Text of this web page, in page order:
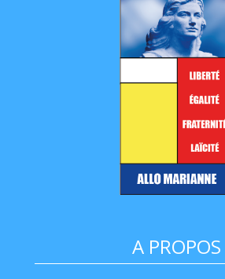
A PROPOS